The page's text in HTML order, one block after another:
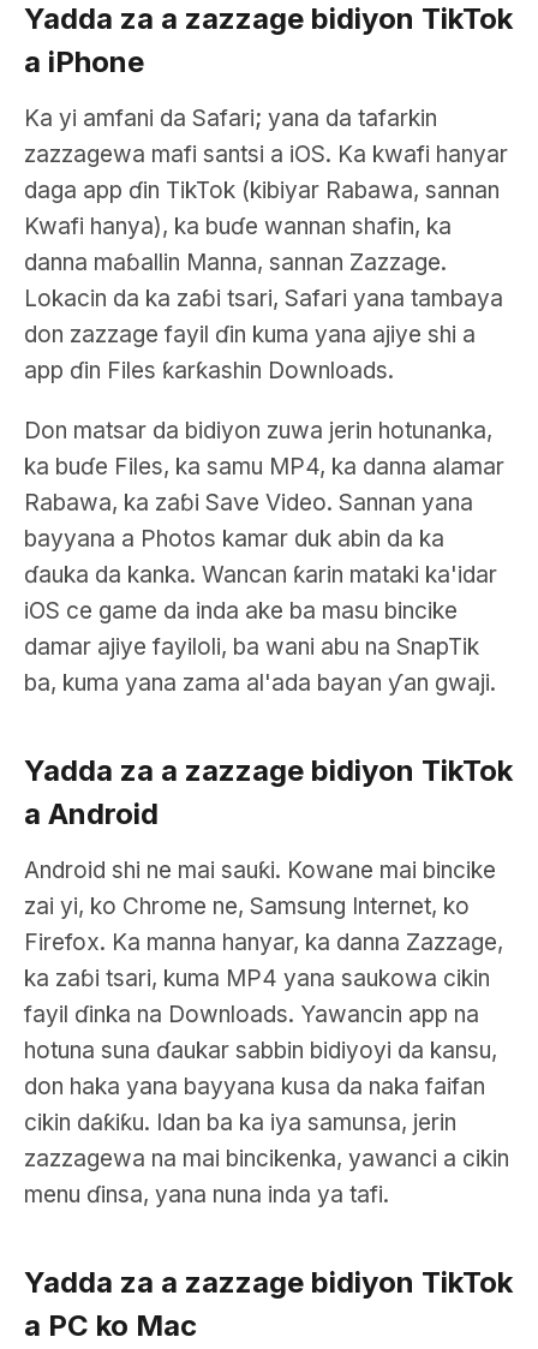
Yadda za a zazzage bidiyon TikTok
a iPhone
Ka yi amfani da Safari; yana da tafarkin
zazzagewa mafi santsi a iOS. Ka kwafi hanyar
daga app ɗin TikTok (kibiyar Rabawa, sannan
Kwafi hanya), ka buɗe wannan shafin, ka
danna maɓallin Manna, sannan Zazzage.
Lokacin da ka zaɓi tsari, Safari yana tambaya
don zazzage fayil ɗin kuma yana ajiye shi a
app ɗin Files ƙarƙashin Downloads.
Don matsar da bidiyon zuwa jerin hotunanka,
ka buɗe Files, ka samu MP4, ka danna alamar
Rabawa, ka zaɓi Save Video. Sannan yana
bayyana a Photos kamar duk abin da ka
ɗauka da kanka. Wancan ƙarin mataki ka'idar
iOS ce game da inda ake ba masu bincike
damar ajiye fayiloli, ba wani abu na SnapTik
ba, kuma yana zama al'ada bayan ƴan gwaji.
Yadda za a zazzage bidiyon TikTok
a Android
Android shi ne mai sauƙi. Kowane mai bincike
zai yi, ko Chrome ne, Samsung Internet, ko
Firefox. Ka manna hanyar, ka danna Zazzage,
ka zaɓi tsari, kuma MP4 yana saukowa cikin
fayil ɗinka na Downloads. Yawancin app na
hotuna suna ɗaukar sabbin bidiyoyi da kansu,
don haka yana bayyana kusa da naka faifan
cikin daƙiƙu. Idan ba ka iya samunsa, jerin
zazzagewa na mai bincikenka, yawanci a cikin
menu ɗinsa, yana nuna inda ya tafi.
Yadda za a zazzage bidiyon TikTok
a PC ko Mac